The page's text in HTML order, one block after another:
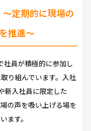
定期的に現場の
推進～
員が積極的に参加し
り組んでいます。入社
新入社員に限定した
の声を吸い上げる場を
ます。